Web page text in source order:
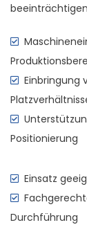
Einbringung
Positionierung
Einsatz
Durchführung